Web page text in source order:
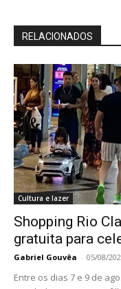
RELACIONADOS
Cultura e lazer
Shopping Rio
gratuita para
Gabriel Gouvêa - 05/08/
Entre os dias 7 e 9 de